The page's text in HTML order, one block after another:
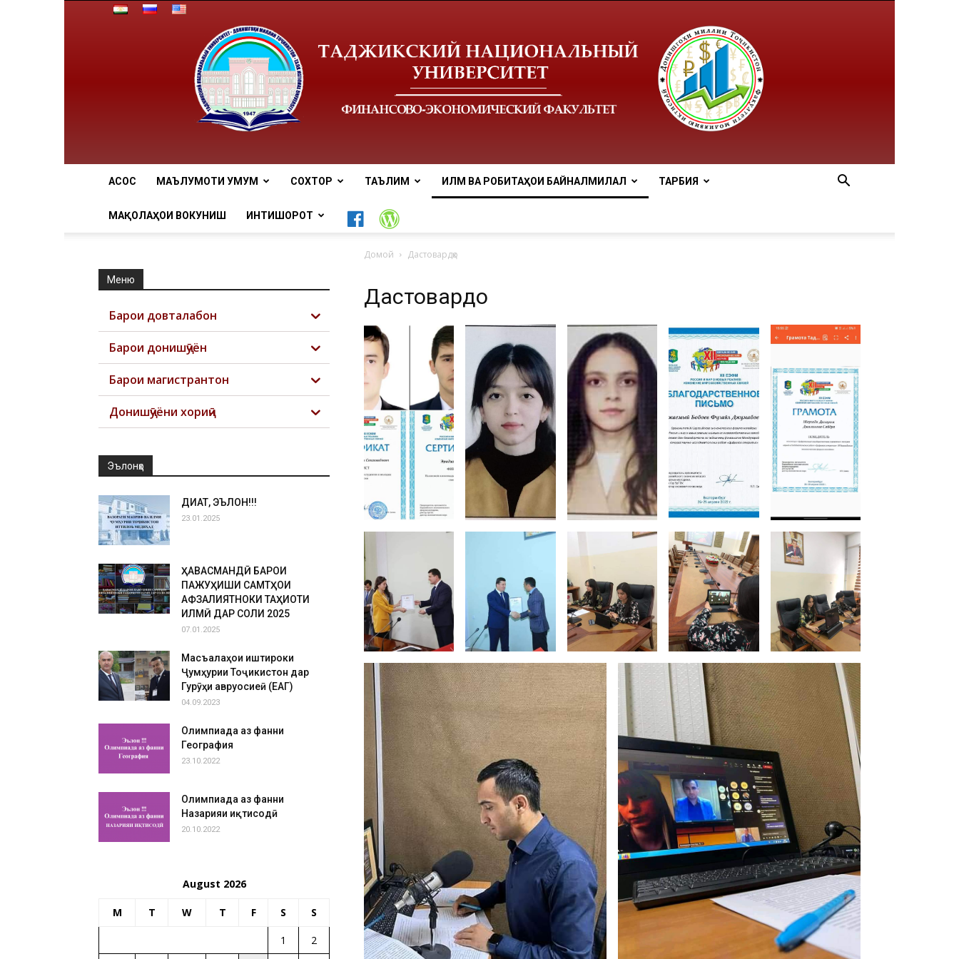
миллии
Тоҷикистон
АCОСӢ МАЪЛУМОТИ УМУМӢ СОХТОР ТАЪЛИМ ИЛМ ВА РОБИТАҲОИ БАЙНАЛМИЛАЛӢ ТАРБИЯ
МАҚОЛАҲОИ ВОКУНИШӢ ИНТИШОРОТ
Домой Дастовардҳо
Дастовардҳо
Меню
Барои довталабон
Барои донишҷӯён
Барои магистрантон
Донишҷӯёни хориҷӣ
Эълонҳо
ДИҚҚАТ, ЭЪЛОН!!!
23.01.2025
ҲАВАСМАНДӢ БАРОИ
ПАЖУҲИШИ САМТҲОИ
АФЗАЛИЯТНОКИ ТАҲҚИҚОТИ
ИЛМӢ ДАР СОЛИ 2025
07.01.2025
Масъалаҳои иштироки
Ҷумҳурии Тоҷикистон дар
Гурӯҳи авруосиеӣ (ЕАГ)
04.09.2023
Олимпиада аз фанни
География
23.10.2022
Олимпиада аз фанни
Назарияи иқтисодӣ
20.10.2022
August 2026
M T W T F S S
1 2